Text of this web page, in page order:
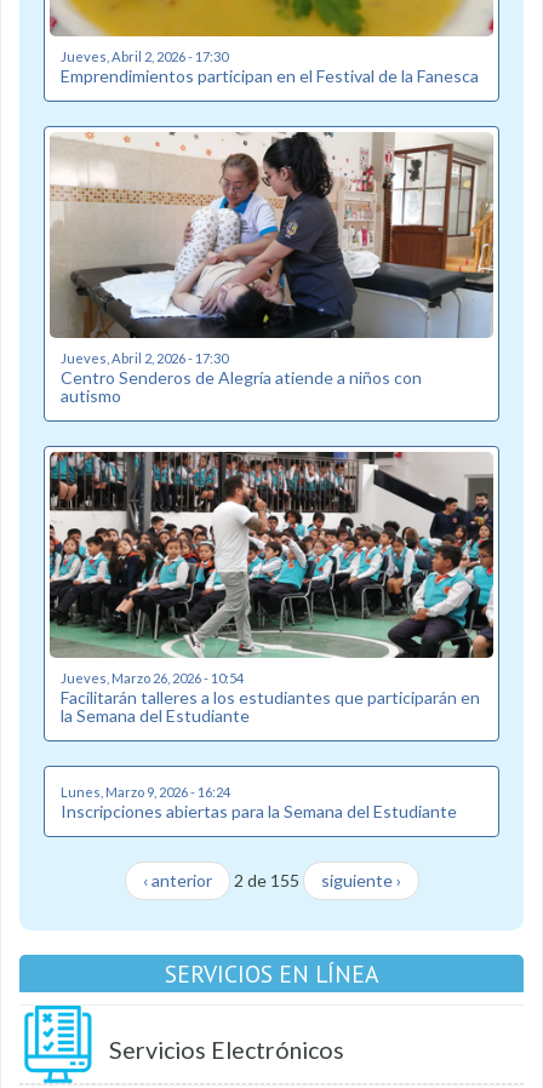
Jueves, Abril 2, 2026 - 17:30
Emprendimientos participan en el Festival de la Fanesca
Jueves, Abril 2, 2026 - 17:30
Centro Senderos de Alegría atiende a niños con
autismo
Jueves, Marzo 26, 2026 - 10:54
Facilitarán talleres a los estudiantes que participarán en
la Semana del Estudiante
Lunes, Marzo 9, 2026 - 16:24
Inscripciones abiertas para la Semana del Estudiante
‹ anterior 2 de 155 siguiente ›
SERVICIOS EN LÍNEA
Servicios Electrónicos